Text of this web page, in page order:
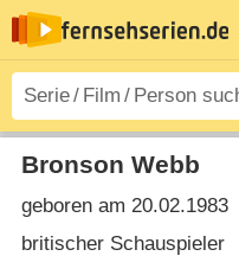
Bronson Webb
geboren am 20.02.1983
britischer Schauspieler